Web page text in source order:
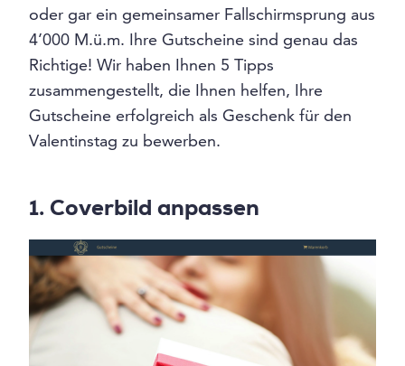
oder gar ein gemeinsamer Fallschirmsprung aus
4’000 M.ü.m. Ihre Gutscheine sind genau das
Richtige! Wir haben Ihnen 5 Tipps
zusammengestellt, die Ihnen helfen, Ihre
Gutscheine erfolgreich als Geschenk für den
Valentinstag zu bewerben.
1. Coverbild anpassen